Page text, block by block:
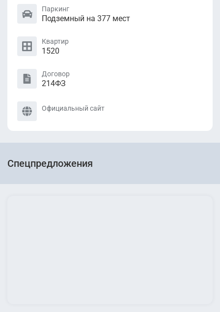
Паркинг
Подземный на 377 мест
Квартир
1520
Договор
214ФЗ
Официальный сайт
Спецпредложения